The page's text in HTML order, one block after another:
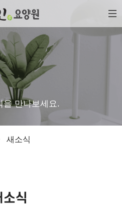
을 만나보세요.
새소식
소식